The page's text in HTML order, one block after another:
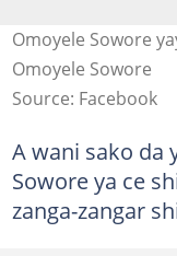
Omoyele Sowore
Omoyele Sowore
Source: Facebook
A wani sako da
Sowore ya ce
zanga-zangar